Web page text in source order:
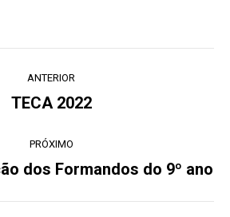
ANTERIOR
Post
TECA 2022
PRÓXIMO
Próximo
dos Formandos do 9º ano